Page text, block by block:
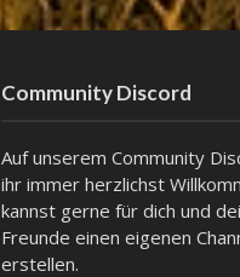
Community Discord
Auf unserem Community
ihr immer herzlichst
kannst gerne für dich und
Freunde einen eigenen
erstellen.